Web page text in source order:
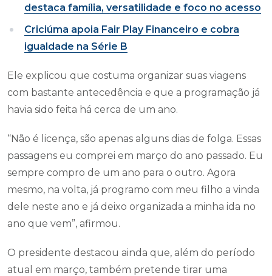
destaca família, versatilidade e foco no acesso
Criciúma apoia Fair Play Financeiro e cobra
igualdade na Série B
Ele explicou que costuma organizar suas viagens
com bastante antecedência e que a programação já
havia sido feita há cerca de um ano.
“Não é licença, são apenas alguns dias de folga. Essas
passagens eu comprei em março do ano passado. Eu
sempre compro de um ano para o outro. Agora
mesmo, na volta, já programo com meu filho a vinda
dele neste ano e já deixo organizada a minha ida no
ano que vem”, afirmou.
O presidente destacou ainda que, além do período
atual em março, também pretende tirar uma